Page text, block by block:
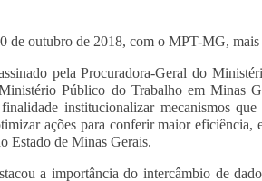
outubro de 2018, com o MPT-MG, mais
pela Procuradora-Geral do
Público do Trabalho em Minas
institucionalizar mecanismos
ações para conferir maior
Estado de Minas Gerais.
a importância do intercâmbio de